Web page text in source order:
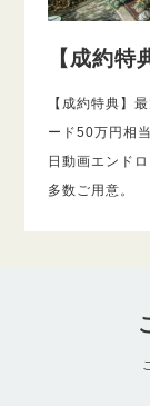
【成約特
【成約特典】
ード50万円相
日動画エンド
多数ご用意。